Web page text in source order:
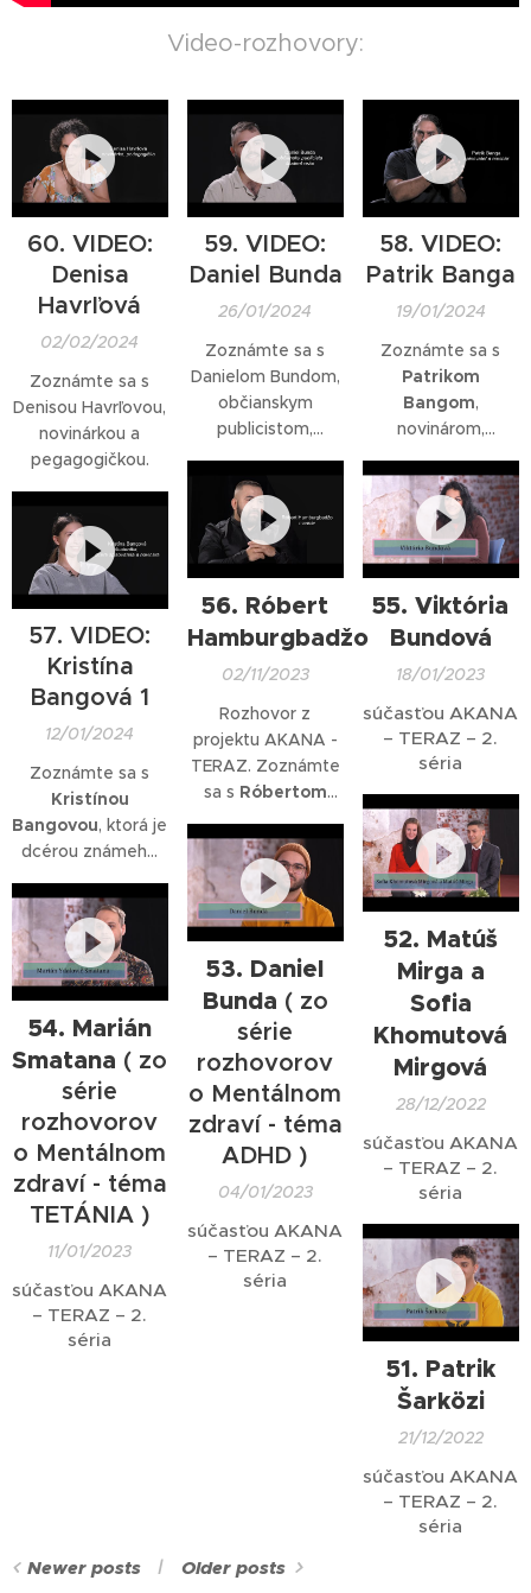
Video-rozhovory:
60. VIDEO:
Denisa
Havrľová
02/02/2024
Zoznámte sa s
Denisou Havrľovou,
novinárkou a
pegagogičkou.
59. VIDEO:
Daniel Bunda
26/01/2024
Zoznámte sa s
Danielom Bundom,
občianskym
publicistom,
dokumentárneho
filmu a lektorom
mediálnej
gramotnosti a
kritického myslenia
Mediálneho
inkubátora.
58. VIDEO:
Patrik Banga
19/01/2024
Zoznámte sa s
Patrikom
Bangom,
novinárom,
víťazom súťaže
Magnesia Literaa
2023 v kategórii
Debut a lektorom
mediálnej tvorby
Mediálneho
inkubátora.
57. VIDEO:
Kristína
Bangová 1
12/01/2024
Zoznámte sa s
Kristínou
Bangovou, ktorá je
dcérou známeho
spisovateľa Patrika
Bangu. Zaujímalo
nás, aké to je byť
dcérou slávneho
otca a či po otcovi
podedila literárny a
novinársky talent...
nechajte sa
prekvapiť jej
odpoveďami.
56. Róbert
Hamburgbadžo
02/11/2023
Rozhovor z
projektu AKANA -
TERAZ. Zoznámte
sa s Róbertom
známym
novinárom a hrdým
Rómom. Zhováral
sa s nímKristián
Kroščen(SK).
55. Viktória
Bundová
18/01/2023
súčasťou AKANA
– TERAZ – 2.
séria
54. Marián
Smatana ( zo
série
rozhovorov
o Mentálnom
zdraví - téma
TETÁNIA )
11/01/2023
súčasťou AKANA
– TERAZ – 2.
séria
53. Daniel
Bunda ( zo
série
rozhovorov
o Mentálnom
zdraví - téma
ADHD )
04/01/2023
súčasťou AKANA
– TERAZ – 2.
séria
52. Matúš
Mirga a
Sofia
Khomutová
Mirgová
28/12/2022
súčasťou AKANA
– TERAZ – 2.
séria
51. Patrik
Šarközi
21/12/2022
súčasťou AKANA
– TERAZ – 2.
séria
Newer posts Older posts